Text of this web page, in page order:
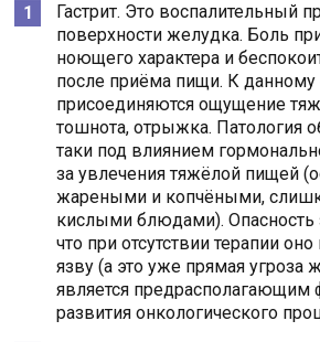
Гастрит. Это воспалительный
поверхности желудка. Боль
ноющего характера и
после приёма пищи. К данному
присоединяются ощущение
тошнота, отрыжка. Патология
таки под влиянием
за увлечения тяжёлой пищей
жареными и копчёными,
кислыми блюдами). Опасность
что при отсутствии терапии
язву (а это уже прямая угроза
является предрасполагающим
развития онкологического